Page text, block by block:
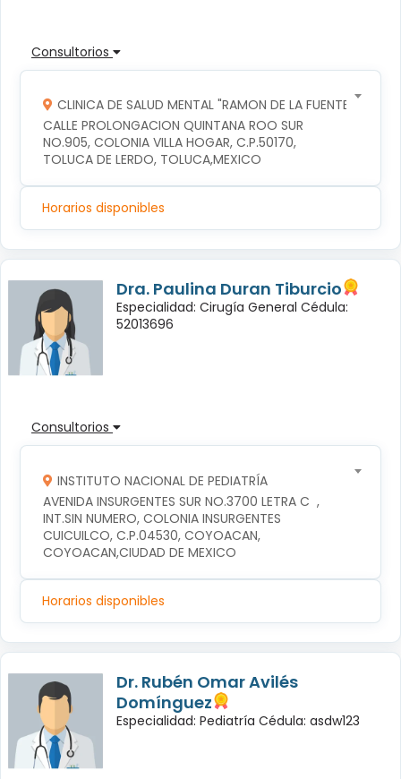
Consultorios
CLINICA DE SALUD MENTAL "RAMON DE LA FUENTE"
CALLE PROLONGACION QUINTANA ROO SUR
NO.905, COLONIA VILLA HOGAR, C.P.50170,
TOLUCA DE LERDO, TOLUCA,MEXICO
Horarios disponibles
Dra. Paulina Duran Tiburcio
Especialidad: Cirugía General Cédula:
52013696
Consultorios
INSTITUTO NACIONAL DE PEDIATRÍA
AVENIDA INSURGENTES SUR NO.3700 LETRA C  ,
INT.SIN NUMERO, COLONIA INSURGENTES
CUICUILCO, C.P.04530, COYOACAN,
COYOACAN,CIUDAD DE MEXICO
Horarios disponibles
Dr. Rubén Omar Avilés
Domínguez
Especialidad: Pediatría Cédula: asdw123